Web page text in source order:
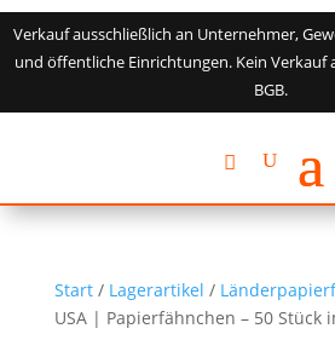
Verkauf ausschließlich an Unternehmer,
und öffentliche Einrichtungen. Kein Verkauf
BGB.
Start/ Lagerartikel /
USA | Papierfähnchen – 50 Stück